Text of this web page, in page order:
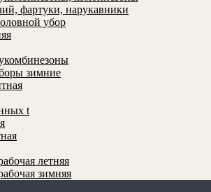
фартуки, нарукавники
убор
зимние
t
летняя
зимняя